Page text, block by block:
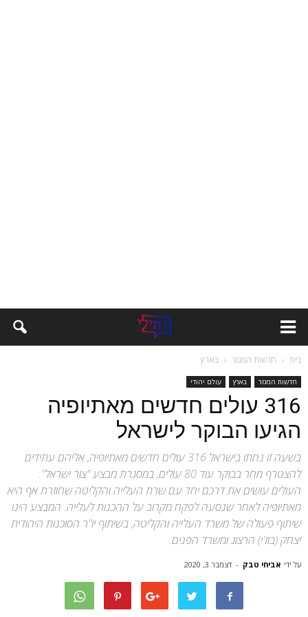
בית חדשות המגזר בארץ
חדשות המגזר בארץ עולם יהודי
316 עולים חדשים מאתיופיה
הגיעו הבוקר לישראל
בשעה זו נחתו בישראל 316 עולים חדשים מאתיופיה, אליהם עתידים
להצטרף מחר בבוקר עוד 80 עולים, במסגרת מבצע "צור ישראל".
העולים עושים את דרכם יחד עם שרת העלייה והקליטה שחוזרת אף היא
מאתיופיה לאחר שנסעה לפקח מקרוב על ההכנות לעלייה. המבצע הינו
שיתוף פעולה של משרד העלייה והקליטה, בשיתוף יו"ר הסוכנות היהודית
יצחק (בוז'י) הרצוג ומשרד הפנים.
על ידי אביחי טבק - דצמבר 3, 2020